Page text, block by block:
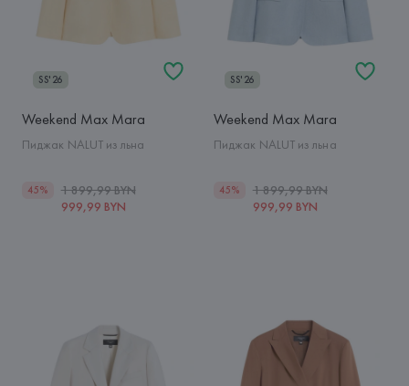
SS'26
Weekend Max Mara
Пиджак NALUT из льна
45%
1 899,99 BYN
999,99 BYN
SS'26
Weekend Max Mara
Пиджак NALUT из льна
45%
1 899,99 BYN
999,99 BYN